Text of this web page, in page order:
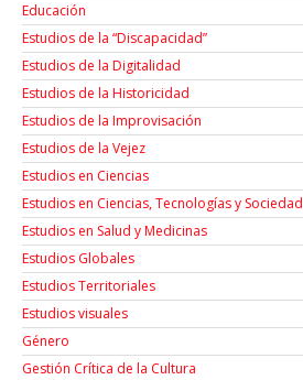
Educación
Estudios de la “Discapacidad”
Estudios de la Digitalidad
Estudios de la Historicidad
Estudios de la Improvisación
Estudios de la Vejez
Estudios en Ciencias
Estudios en Ciencias, Tecnologías y Sociedad
Estudios en Salud y Medicinas
Estudios Globales
Estudios Territoriales
Estudios visuales
Género
Gestión Crítica de la Cultura